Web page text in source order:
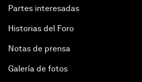
Partes interesadas
Historias del Foro
Notas de prensa
Galería de fotos